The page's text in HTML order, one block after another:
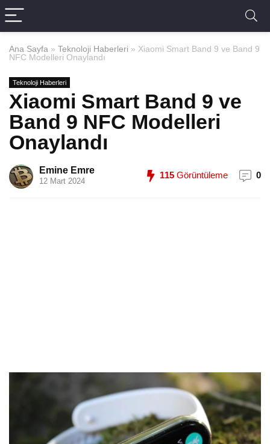
Ana Sayfa » Teknoloji Haberleri » Xiaomi Smart Band 9 ve Band 9
NFC Modelleri Onaylandı
Teknoloji Haberleri
Xiaomi Smart Band 9 ve
Band 9 NFC Modelleri
Onaylandı
Emine Emre
12 Mart 2024
115 Görüntüleme 0